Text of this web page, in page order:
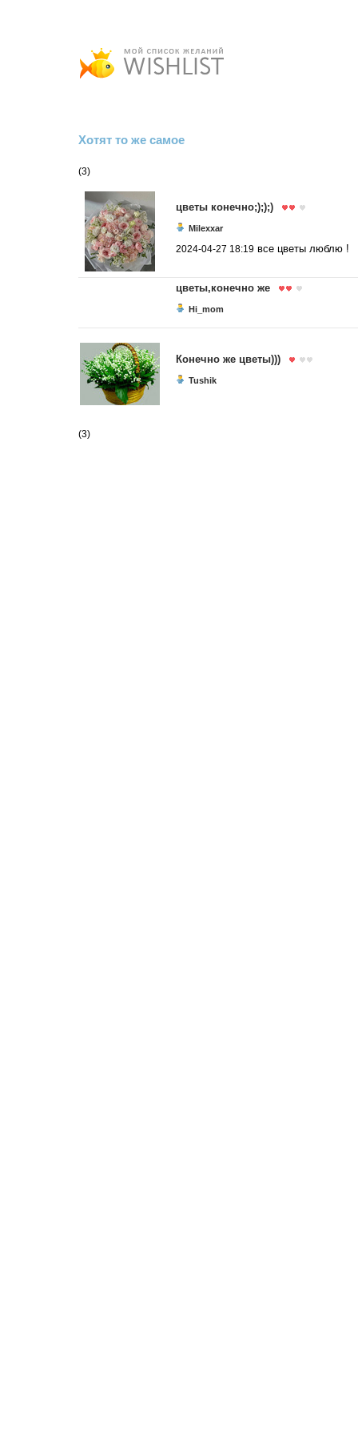
Хотят то же самое
(3)
цветы конечно;););)
Milexxar
2024-04-27 18:19 все цветы люблю !
цветы,конечно же
Hi_mom
Конечно же цветы)))
Tushik
(3)